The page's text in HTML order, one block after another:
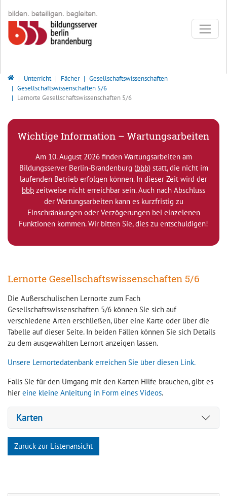
Bildungsserver Berlin - Brandenburg
Unterricht Fächer
Gesellschaftswissenschaften
Gesellschaftswissenschaften 5/6
Lernorte Gesellschaftswissenschaften 5/6
Wichtige Information – Wartungsarbeiten
Am 10. August 2026 finden Wartungsarbeiten am
Bildungsserver Berlin-Brandenburg (bbb) statt, die nicht im
laufenden Betrieb erfolgen können. In dieser Zeit wird der
bbb zeitweise nicht erreichbar sein. Auch nach Abschluss
der Wartungsarbeiten kann es kurzfristig zu
Einschränkungen oder Verzögerungen bei einzelenen
Funktionen kommen. Wir bitten Sie, dies zu entschuldigen!
Lernorte Gesellschaftswissenschaften 5/6
Die Außerschulischen Lernorte zum Fach
Gesellschaftswissenschaften 5/6 können Sie sich auf
verschiedene Arten erschließen, über eine Karte oder über die
Tabelle auf dieser Seite. In beiden Fällen können Sie sich Details
zu dem ausgewählten Lernort anzeigen lassen.
Unsere Lernortedatenbank erreichen Sie über diesen Link.
Falls Sie für den Umgang mit den Karten Hilfe brauchen, gibt es
hier eine kleine Anleitung in Form eines Videos.
Karten
Zurück zur Listenansicht